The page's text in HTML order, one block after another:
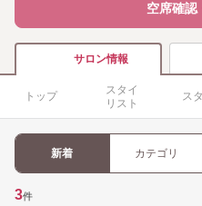
空席確認
サロン情報
トップ
スタイ
リスト
ス
新着 カテゴリ
3件